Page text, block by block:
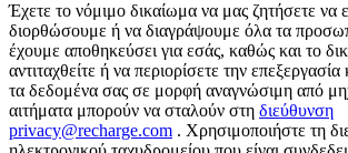
Έχετε το νόμιμο δικαίωμα να μας ζητήσετε να
διορθώσουμε ή να διαγράψουμε όλα τα
έχουμε αποθηκεύσει για εσάς, καθώς και το
αντιταχθείτε ή να περιορίσετε την
τα δεδομένα σας σε μορφή αναγνώσιμη από
αιτήματα μπορούν να σταλούν στη διεύθυνση
privacy@recharge.com . Χρησιμοποιήστε τη